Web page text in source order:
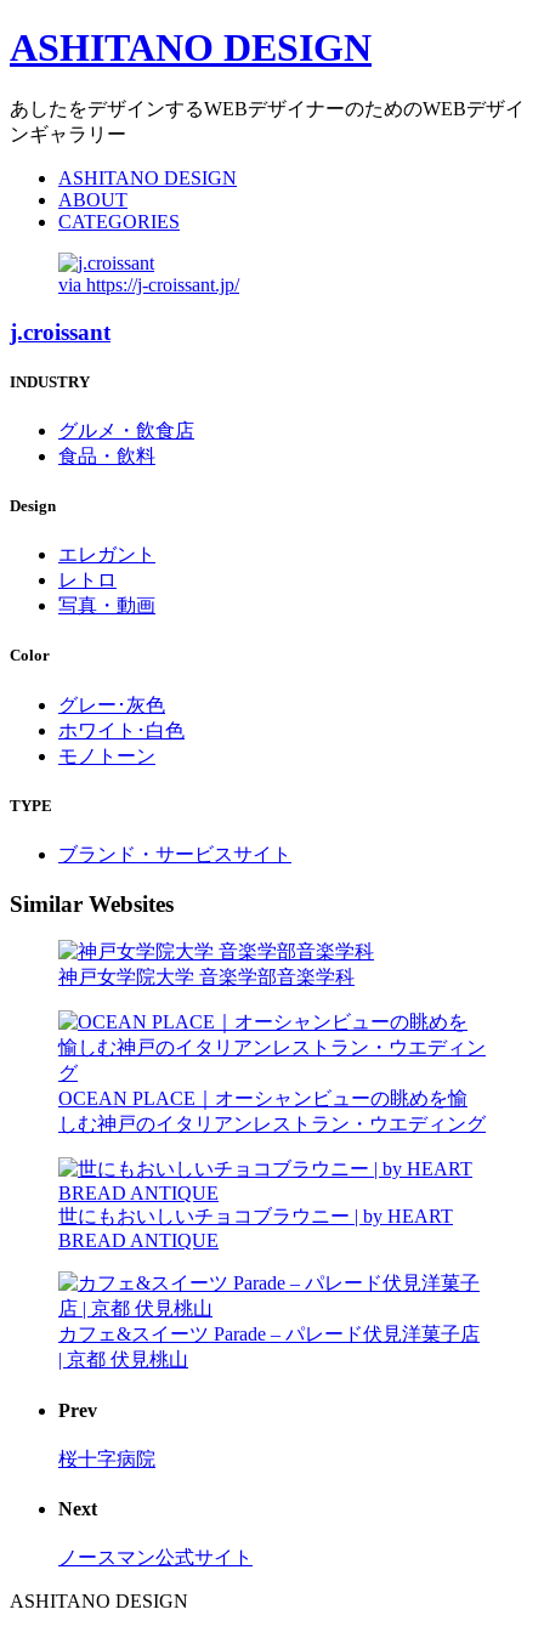
ASHITANO DESIGN
あしたをデザインするWEBデザイナーのためのWEBデザイ
ンギャラリー
ASHITANO DESIGN
ABOUT
CATEGORIES
via https://j-croissant.jp/
j.croissant
INDUSTRY
グルメ・飲食店
食品・飲料
Design
エレガント
レトロ
写真・動画
Color
グレー･灰色
ホワイト･白色
モノトーン
TYPE
ブランド・サービスサイト
Similar Websites
神戸女学院大学 音楽学部音楽学科
OCEAN PLACE｜オーシャンビューの眺めを愉
しむ神戸のイタリアンレストラン・ウエディング
世にもおいしいチョコブラウニー | by HEART
BREAD ANTIQUE
カフェ&スイーツ Parade – パレード伏見洋菓子店
| 京都 伏見桃山
Prev
桜十字病院
Next
ノースマン公式サイト
ASHITANO DESIGN